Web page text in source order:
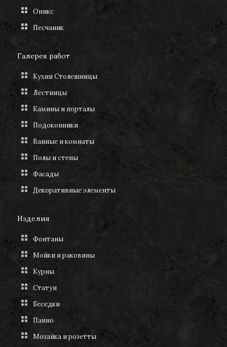
Оникс
Песчаник
Галерея работ
Кухни Столешницы
Лестницы
Камины и порталы
Подоконники
Ванные и комнаты
Полы и стены
Фасады
Декоративные элементы
Изделия
Фонтаны
Мойки и раковины
Курны
Статуи
Беседки
Панно
Мозайка и розетты